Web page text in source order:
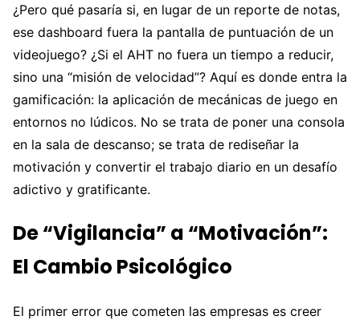
¿Pero qué pasaría si, en lugar de un reporte de notas,
ese dashboard fuera la pantalla de puntuación de un
videojuego? ¿Si el AHT no fuera un tiempo a reducir,
sino una “misión de velocidad”? Aquí es donde entra la
gamificación: la aplicación de mecánicas de juego en
entornos no lúdicos. No se trata de poner una consola
en la sala de descanso; se trata de rediseñar la
motivación y convertir el trabajo diario en un desafío
adictivo y gratificante.
De “Vigilancia” a “Motivación”:
El Cambio Psicológico
El primer error que cometen las empresas es creer